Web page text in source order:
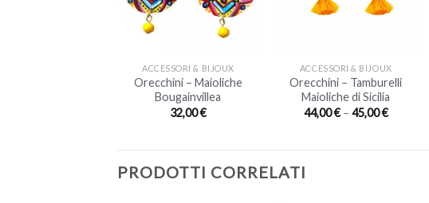
ACCESSORI & BIJOUX
Orecchini – Maioliche
Bougainvillea
32,00€
ACCESSORI & BIJOUX
Orecchini – Tamburelli
Maioliche di Sicilia
44,00€– 45,00€
PRODOTTI CORRELATI